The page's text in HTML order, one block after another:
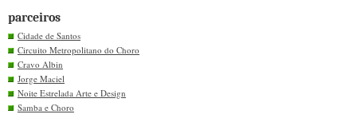
parceiros
Cidade de Santos
Circuito Metropolitano do Choro
Cravo Albin
Jorge Maciel
Noite Estrelada Arte e Design
Samba e Choro